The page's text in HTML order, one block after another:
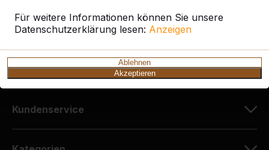
Für weitere Informationen können Sie unsere
Datenschutzerklärung lesen: Anzeigen
Ablehnen
Akzeptieren
+49 212 934 77 25
info@HeBlad.de
Kundenservice